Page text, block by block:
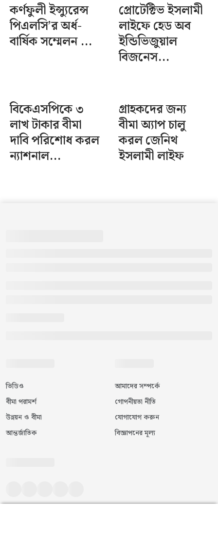
কর্ণফুলী ইন্স্যুরেন্স
পিএলসি’র অর্ধ-
বার্ষিক সম্মেলন ...
প্রোটেক্টিভ ইসলামী
লাইফে হেড অব
ইন্ডিভিজুয়াল
বিজনেস...
বিকেএসপিকে ৩
লাখ টাকার বীমা
দাবি পরিশোধ করল
ন্যাশনাল...
গ্রাহকদের জন্য
বীমা অ্যাপ চালু
করল জেনিথ
ইসলামী লাইফ
ভিডিও
বীমা পরামর্শ
উন্নয়ন ও বীমা
আন্তর্জাতিক
আমাদের সম্পর্কে
গোপনীয়তা নীতি
যোগাযোগ করুন
বিজ্ঞাপনের মূল্য